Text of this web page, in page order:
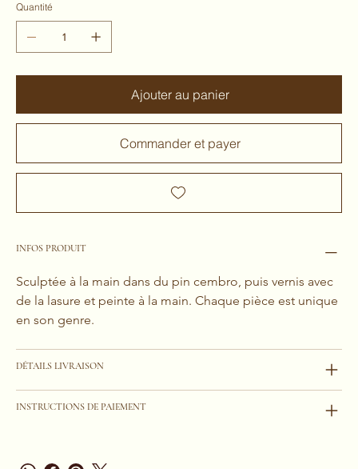
Quantité
Ajouter au panier
Commander et payer
INFOS PRODUIT
Sculptée à la main dans du pin cembro, puis vernis avec
de la lasure et peinte à la main. Chaque pièce est unique
en son genre.
DÉTAILS LIVRAISON
INSTRUCTIONS DE PAIEMENT